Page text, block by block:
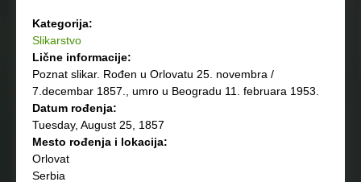
Kategorija:
Slikarstvo
Lične informacije:
Poznat slikar. Rođen u Orlovatu 25. novembra /
7.decembar 1857., umro u Beogradu 11. februara 1953.
Datum rođenja:
Tuesday, August 25, 1857
Mesto rođenja i lokacija:
Orlovat
Serbia